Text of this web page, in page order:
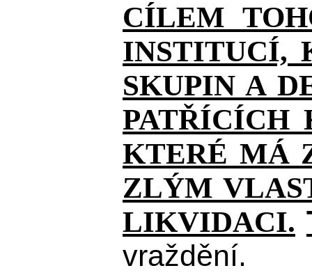
CÍLEM
INSTITUCÍ,
SKUPIN A
PATŘÍCÍCH
KTERÉ MÁ
ZLÝM
LIKVIDACI.
vraždění.